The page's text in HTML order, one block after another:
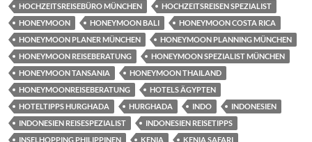
HOCHZEITSREISEBÜRO MÜNCHEN
HOCHZEITSREISEN SPEZIALIST
HONEYMOON
HONEYMOON BALI
HONEYMOON COSTA RICA
HONEYMOON PLANER MÜNCHEN
HONEYMOON PLANNING MÜNCHEN
HONEYMOON REISEBERATUNG
HONEYMOON SPEZIALIST MÜNCHEN
HONEYMOON TANSANIA
HONEYMOON THAILAND
HONEYMOONREISEBERATUNG
HOTELS ÄGYPTEN
HOTELTIPPS HURGHADA
HURGHADA INDO
INDONESIEN
INDONESIEN REISESPEZIALIST
INDONESIEN REISETIPPS
INSELHOPPING PHILIPPINEN
KENIA
KENIA SAFARI